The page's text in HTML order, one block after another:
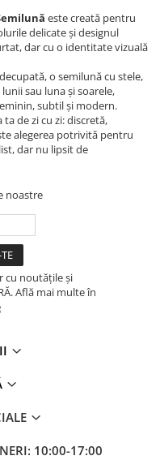
este creată pentru
delicate și designul
dar cu o identitate vizuală
o semilună cu stele,
sau luna și soarele,
subtil și modern.
de zi cu zi: discretă,
alegerea potrivită pentru
dar nu lipsit de
noastre
cu noutățile și
Află mai multe în
10:00-17:00